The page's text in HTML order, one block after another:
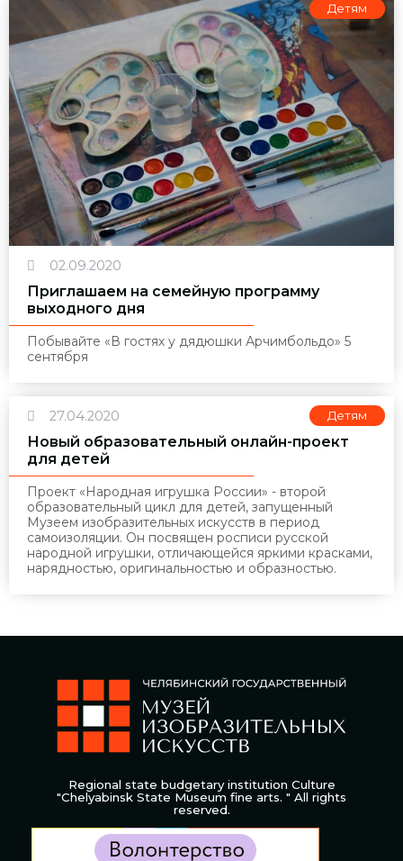
Детям
02.09.2020
Приглашаем на семейную программу
выходного дня
Побывайте «В гостях у дядюшки Арчимбольдо» 5
сентября
Детям
27.04.2020
Новый образовательный онлайн-проект
для детей
Проект «Народная игрушка России» - второй
образовательный цикл для детей, запущенный
Музеем изобразительных искусств в период
самоизоляции. Он посвящен росписи русской
народной игрушки, отличающейся яркими красками,
нарядностью, оригинальностью и образностью.
Regional state budgetary institution Culture
"Chelyabinsk State Museum fine arts. " All rights
reserved.